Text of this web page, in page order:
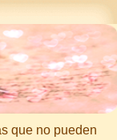
que no pueden